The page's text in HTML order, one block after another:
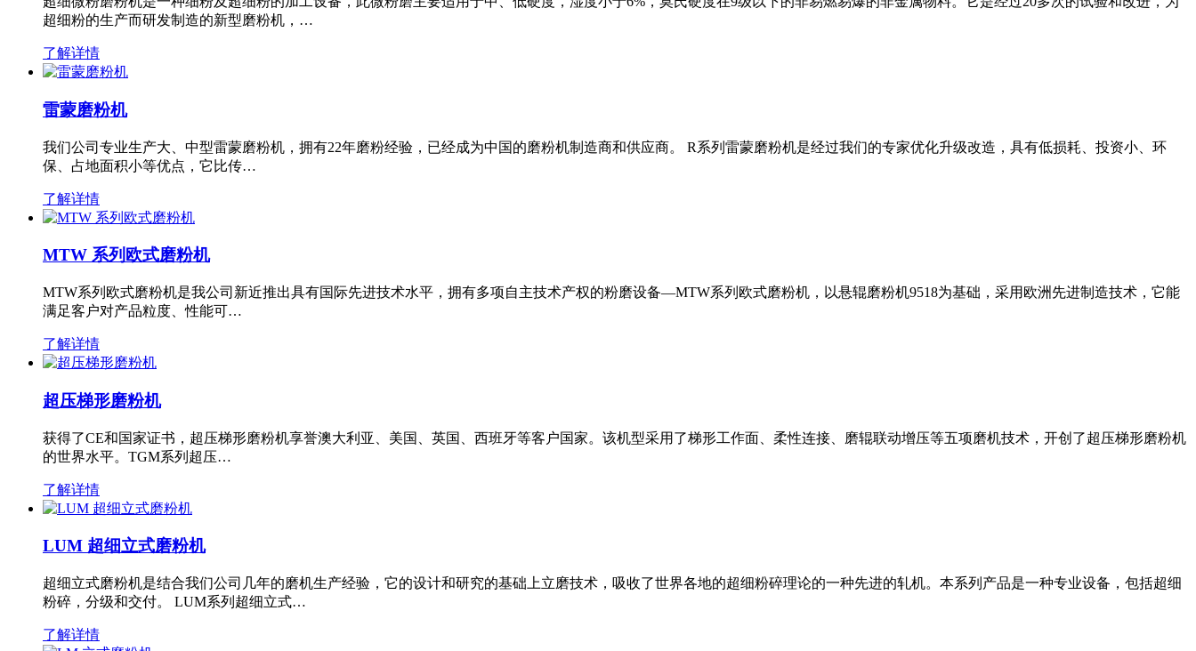
超细粉的生产而研发制造的新型磨粉机，…
了解详情
雷蒙磨粉机
我们公司专业生产大、中型雷蒙磨粉机，拥有22年磨粉经验，已经成为中国的磨粉机制造商和供应商。 R系列雷蒙磨粉机是经过我们的专家优化升级改造，具有低损耗、投资小、环
保、占地面积小等优点，它比传…
了解详情
MTW 系列欧式磨粉机
MTW系列欧式磨粉机是我公司新近推出具有国际先进技术水平，拥有多项自主技术产权的粉磨设备—MTW系列欧式磨粉机，以悬辊磨粉机9518为基础，采用欧洲先进制造技术，它能
满足客户对产品粒度、性能可…
了解详情
超压梯形磨粉机
获得了CE和国家证书，超压梯形磨粉机享誉澳大利亚、美国、英国、西班牙等客户国家。该机型采用了梯形工作面、柔性连接、磨辊联动增压等五项磨机技术，开创了超压梯形磨粉机
的世界水平。TGM系列超压…
了解详情
LUM 超细立式磨粉机
超细立式磨粉机是结合我们公司几年的磨机生产经验，它的设计和研究的基础上立磨技术，吸收了世界各地的超细粉碎理论的一种先进的轧机。本系列产品是一种专业设备，包括超细
粉碎，分级和交付。 LUM系列超细立式…
了解详情